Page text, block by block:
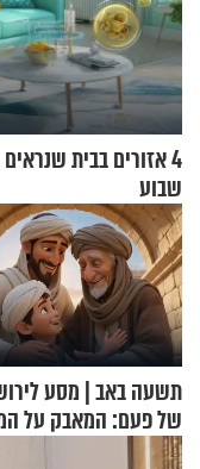
4 אזורים בבית
שבוע
תשעה באב | מסע
של פעם: המאבק על